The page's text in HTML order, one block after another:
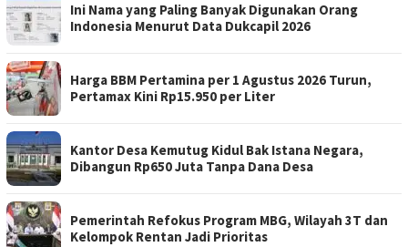
Ini Nama yang Paling Banyak Digunakan Orang
Indonesia Menurut Data Dukcapil 2026
Harga BBM Pertamina per 1 Agustus 2026 Turun,
Pertamax Kini Rp15.950 per Liter
Kantor Desa Kemutug Kidul Bak Istana Negara,
Dibangun Rp650 Juta Tanpa Dana Desa
Pemerintah Refokus Program MBG, Wilayah 3T dan
Kelompok Rentan Jadi Prioritas